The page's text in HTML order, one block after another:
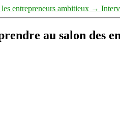
entrepreneurs ambitieux →
au salon des